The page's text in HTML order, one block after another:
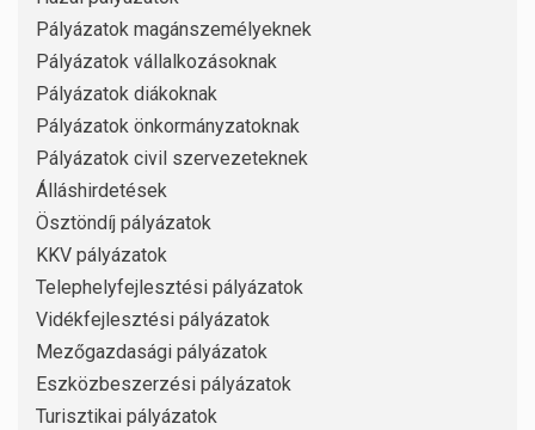
Pályázatok magánszemélyeknek
Pályázatok vállalkozásoknak
Pályázatok diákoknak
Pályázatok önkormányzatoknak
Pályázatok civil szervezeteknek
Álláshirdetések
Ösztöndíj pályázatok
KKV pályázatok
Telephelyfejlesztési pályázatok
Vidékfejlesztési pályázatok
Mezőgazdasági pályázatok
Eszközbeszerzési pályázatok
Turisztikai pályázatok